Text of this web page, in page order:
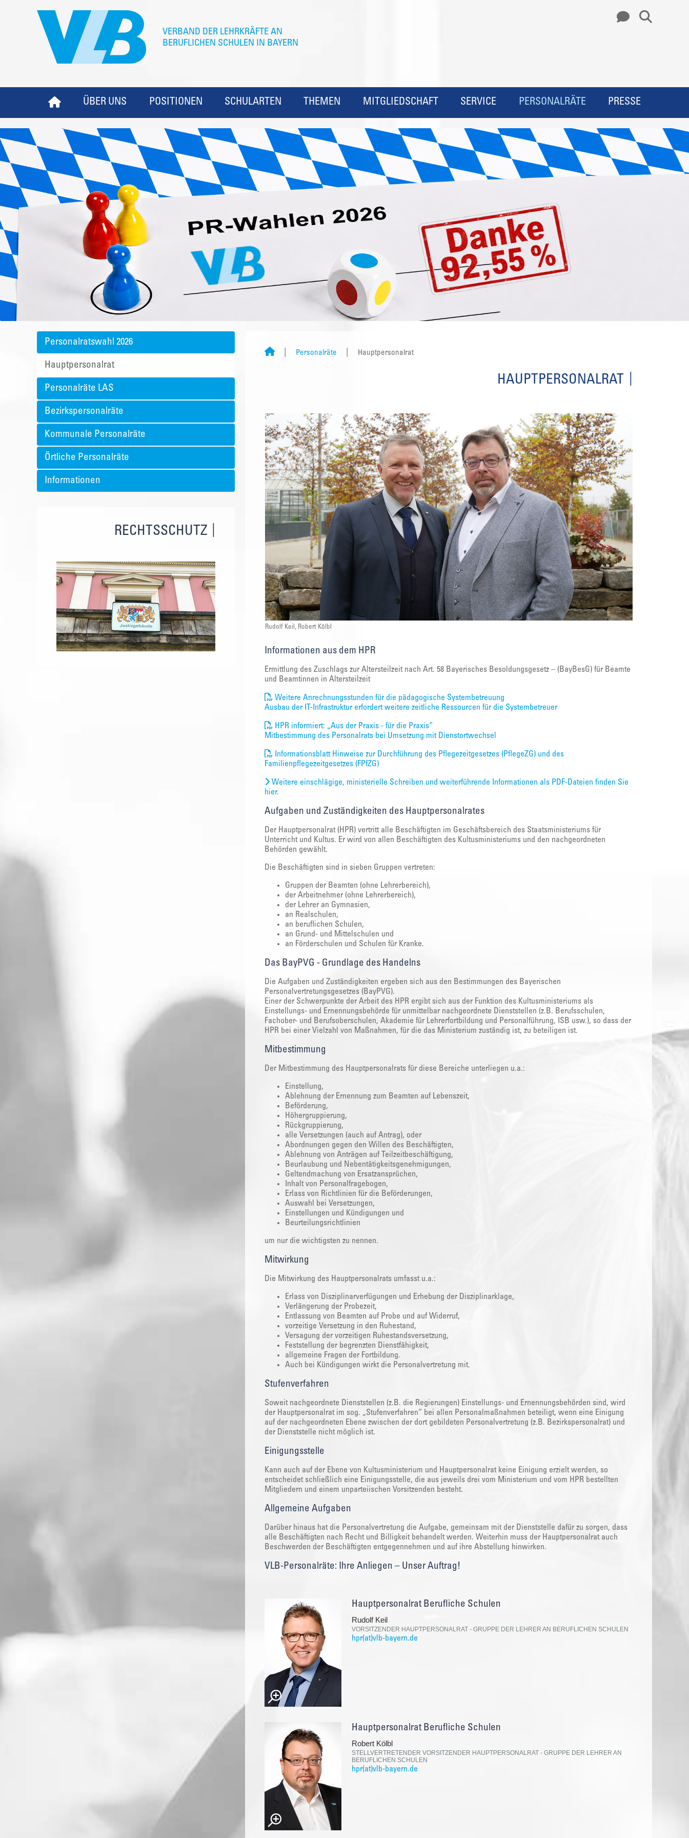
ÜBER UNS POSITIONEN SCHULARTEN THEMEN MITGLIEDSCHAFT SERVICE PERSONALRÄTE PRESSE
Personalratswahl 2026
Hauptpersonalrat
Personalräte LAS
Bezirkspersonalräte
Kommunale Personalräte
Örtliche Personalräte
Informationen
RECHTSSCHUTZ
Personalräte Hauptpersonalrat
HAUPTPERSONALRAT
Rudolf Keil, Robert Kölbl
Informationen aus dem HPR
Ermittlung des Zuschlags zur Altersteilzeit nach Art. 58 Bayerisches Besoldungsgesetz – (BayBesG) für Beamte
und Beamtinnen in Altersteilzeit
Weitere Anrechnungsstunden für die pädagogische Systembetreuung
Ausbau der IT-Infrastruktur erfordert weitere zeitliche Ressourcen für die Systembetreuer
HPR informiert: „Aus der Praxis - für die Praxis“
Mitbestimmung des Personalrats bei Umsetzung mit Dienstortwechsel
Informationsblatt Hinweise zur Durchführung des Pflegezeitgesetzes (PflegeZG) und des
Familienpflegezeitgesetzes (FPfZG)
Weitere einschlägige, ministerielle Schreiben und weiterführende Informationen als PDF-Dateien finden Sie
hier.
Aufgaben und Zuständigkeiten des Hauptpersonalrates
Der Hauptpersonalrat (HPR) vertritt alle Beschäftigten im Geschäftsbereich des Staatsministeriums für
Unterricht und Kultus. Er wird von allen Beschäftigten des Kultusministeriums und den nachgeordneten
Behörden gewählt.
Die Beschäftigten sind in sieben Gruppen vertreten:
Gruppen der Beamten (ohne Lehrerbereich),
der Arbeitnehmer (ohne Lehrerbereich),
der Lehrer an Gymnasien,
an Realschulen,
an beruflichen Schulen,
an Grund- und Mittelschulen und
an Förderschulen und Schulen für Kranke.
Das BayPVG - Grundlage des Handelns
Die Aufgaben und Zuständigkeiten ergeben sich aus den Bestimmungen des Bayerischen
Personalvertretungsgesetzes (BayPVG).
Einer der Schwerpunkte der Arbeit des HPR ergibt sich aus der Funktion des Kultusministeriums als
Einstellungs- und Ernennungsbehörde für unmittelbar nachgeordnete Dienststellen (z.B. Berufsschulen,
Fachober- und Berufsoberschulen, Akademie für Lehrerfortbildung und Personalführung, ISB usw.), so dass der
HPR bei einer Vielzahl von Maßnahmen, für die das Ministerium zuständig ist, zu beteiligen ist.
Mitbestimmung
Der Mitbestimmung des Hauptpersonalrats für diese Bereiche unterliegen u.a.:
Einstellung,
Ablehnung der Ernennung zum Beamten auf Lebenszeit,
Beförderung,
Höhergruppierung,
Rückgruppierung,
alle Versetzungen (auch auf Antrag), oder
Abordnungen gegen den Willen des Beschäftigten,
Ablehnung von Anträgen auf Teilzeitbeschäftigung,
Beurlaubung und Nebentätigkeitsgenehmigungen,
Geltendmachung von Ersatzansprüchen,
Inhalt von Personalfragebogen,
Erlass von Richtlinien für die Beförderungen,
Auswahl bei Versetzungen,
Einstellungen und Kündigungen und
Beurteilungsrichtlinien
um nur die wichtigsten zu nennen.
Mitwirkung
Die Mitwirkung des Hauptpersonalrats umfasst u.a.:
Erlass von Disziplinarverfügungen und Erhebung der Disziplinarklage,
Verlängerung der Probezeit,
Entlassung von Beamten auf Probe und auf Widerruf,
vorzeitige Versetzung in den Ruhestand,
Versagung der vorzeitigen Ruhestandsversetzung,
Feststellung der begrenzten Dienstfähigkeit,
allgemeine Fragen der Fortbildung.
Auch bei Kündigungen wirkt die Personalvertretung mit.
Stufenverfahren
Soweit nachgeordnete Dienststellen (z.B. die Regierungen) Einstellungs- und Ernennungsbehörden sind, wird
der Hauptpersonalrat im sog. „Stufenverfahren“ bei allen Personalmaßnahmen beteiligt, wenn eine Einigung
auf der nachgeordneten Ebene zwischen der dort gebildeten Personalvertretung (z.B. Bezirkspersonalrat) und
der Dienststelle nicht möglich ist.
Einigungsstelle
Kann auch auf der Ebene von Kultusministerium und Hauptpersonalrat keine Einigung erzielt werden, so
entscheidet schließlich eine Einigungsstelle, die aus jeweils drei vom Ministerium und vom HPR bestellten
Mitgliedern und einem unparteiischen Vorsitzenden besteht.
Allgemeine Aufgaben
Darüber hinaus hat die Personalvertretung die Aufgabe, gemeinsam mit der Dienststelle dafür zu sorgen, dass
alle Beschäftigten nach Recht und Billigkeit behandelt werden. Weiterhin muss der Hauptpersonalrat auch
Beschwerden der Beschäftigten entgegennehmen und auf ihre Abstellung hinwirken.
VLB-Personalräte: Ihre Anliegen – Unser Auftrag!
Hauptpersonalrat Berufliche Schulen
Rudolf Keil
VORSITZENDER HAUPTPERSONALRAT - GRUPPE DER LEHRER AN BERUFLICHEN SCHULEN
hpr(at)vlb-bayern.de
Hauptpersonalrat Berufliche Schulen
Robert Kölbl
STELLVERTRETENDER VORSITZENDER HAUPTPERSONALRAT - GRUPPE DER LEHRER AN
BERUFLICHEN SCHULEN
hpr(at)vlb-bayern.de